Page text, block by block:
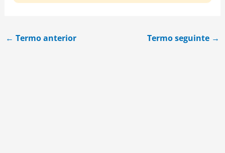
← Termo anterior Termo seguinte →